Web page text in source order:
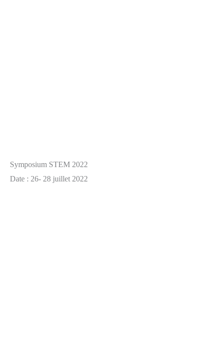
Symposium STEM 2022
Date : 26- 28 juillet 2022